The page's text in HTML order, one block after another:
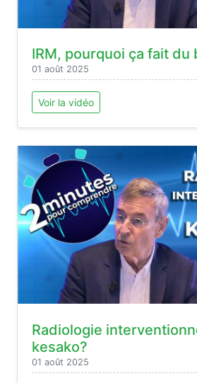
IRM, pourquoi ça fait du
01 août 2025
Voir la vidéo
Radiologie
kesako?
01 août 2025